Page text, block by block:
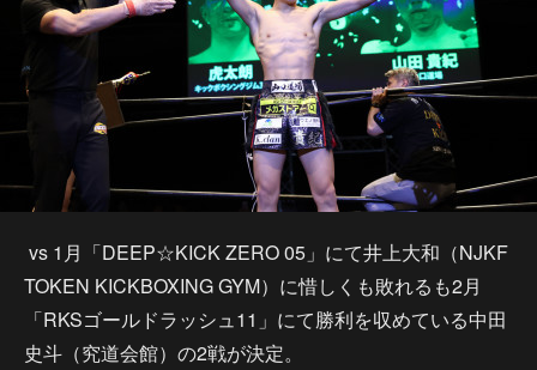
vs 1月「DEEP☆KICK ZERO 05」にて井上大和（NJKF
TOKEN KICKBOXING GYM）に惜しくも敗れるも2月
「RKSゴールドラッシュ11」にて勝利を収めている中田
史斗（究道会館）の2戦が決定。